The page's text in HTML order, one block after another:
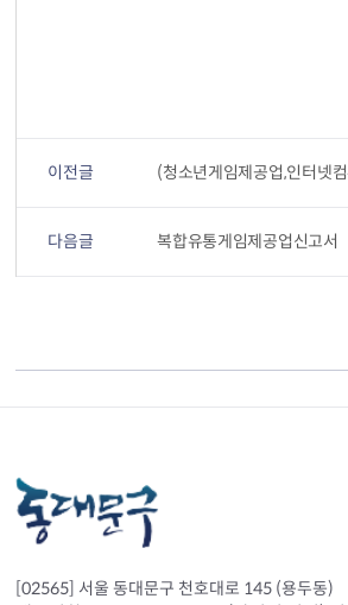
이전글
다음글 복합유통게임제공업신고서
[02565] 서울 동대문구 천호대로 145 (용두동)